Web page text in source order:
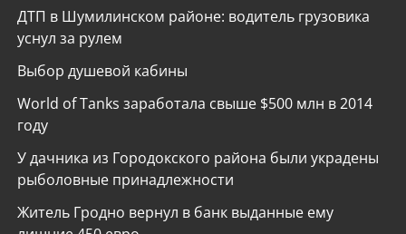
ДТП в Шумилинском районе: водитель грузовика
уснул за рулем
Выбор душевой кабины
World of Tanks заработала свыше $500 млн в 2014
году
У дачника из Городокского района были украдены
рыболовные принадлежности
Житель Гродно вернул в банк выданные ему